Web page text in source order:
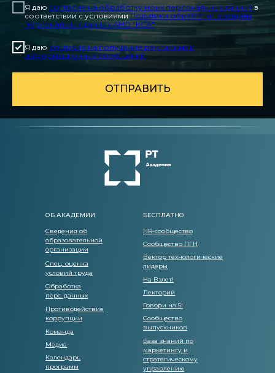
Я даю согласие на обработку моих персональных данных в
соответствии с условиямиПолитики обработки и защиты
персональных данных АНО "КСА"
Я даю согласие на получение рекламных и
информационных сообщений
ОТПРАВИТЬ
ОБ АКАДЕМИИ
Сведения об
образовательной
организации
Спец. оценка
условий труда
Обработка
перс. данных
Противодействие
коррупции
Команда
Медиа
Календарь
программ
БЕСПЛАТНО
HR-сообщество
Сообщество ПГН
Вектор технологические
лидеры
На Взлет!
Лекторий
Говори на 5!
База знаний по
маркетингу и
стратегическому
управлению
Сообщество
выпускников